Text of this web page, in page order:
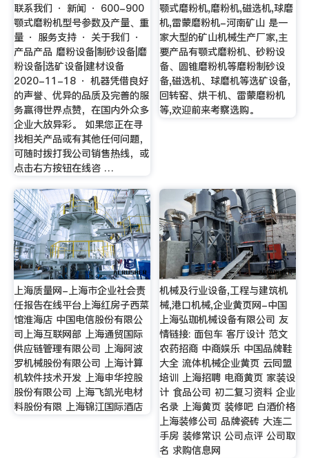
联系我们 · 新闻 · 600-900
颚式磨粉机型号参数及产量、重
量 · 服务支持 · 关于我们 ·
产品产品 磨粉设备|制砂设备|磨
粉设备|选矿设备|建材设备
2020-11-18 · 机器凭借良好
的声誉、优异的品质及完善的服
务赢得世界点赞，在国内外众多
企业大放异彩。 如果您正在寻
找相关产品或有其他任何问题，
可随时拨打我公司销售热线，或
点击右方按钮在线咨 …
颚式磨粉机,磨粉机,磁选机,球磨
机,雷蒙磨粉机-河南矿山 是一
家大型的矿山机械生产厂家,主
要产品有颚式磨粉机、砂粉设
备、圆锥磨粉机等磨粉制砂设
备,磁选机、球磨机等选矿设备,
回转窑、烘干机、雷蒙磨粉机
等,欢迎前来考察选购。
上海质量网-上海市企业社会责
任报告在线平台上海红房子西菜
馆淮海店 中国电信股份有限公
司上海互联网部 上海通贸国际
供应链管理有限公司 上海阿波
罗机械股份有限公司 上海计算
机软件技术开发 上海申华控股
股份有限公司 上海飞凯光电材
料股份有限 上海锦江国际酒店
机械及行业设备,工程与建筑机
械,港口机械,企业黄页网-中国
上海弘珈机械设备有限公司 友
情链接: 面包车 客厅设计 范文
农药招商 中商娱乐 中国品牌鞋
大全 流体机械企业黄页 云同盟
培训 上海招聘 电商黄页 家装设
计 食品公司 初二复习资料 企业
名录 上海黄页 装修吧 白酒价格
上海装修公司 品牌瓷砖 大连二
手房 装修常识 公司点评 公司取
名 求购信息网